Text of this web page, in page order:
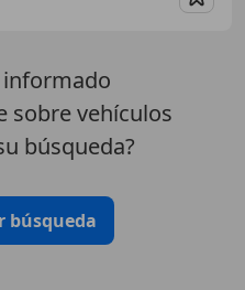
informado
sobre vehículos
búsqueda?
búsqueda